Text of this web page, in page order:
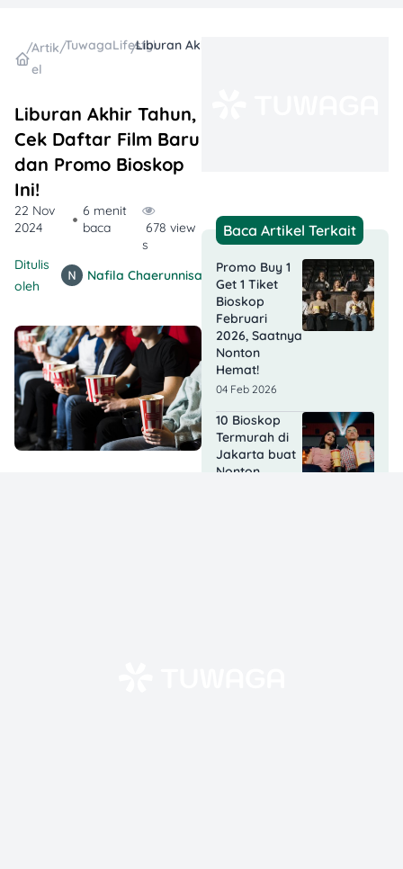
/Artik
el
/TuwagaLifestyle
/
Liburan Akhir Tahun,
Cek Daftar Film Baru
dan Promo Bioskop
Ini!
22 Nov
2024
6 menit
baca
678 view
s
Ditulis
oleh
Nafila Chaerunnisa
Baca Artikel Terkait
Promo Buy 1
Get 1 Tiket
Bioskop
Februari
2026, Saatnya
Nonton
Hemat!
04 Feb 2026
10 Bioskop
Termurah di
Jakarta buat
Nonton